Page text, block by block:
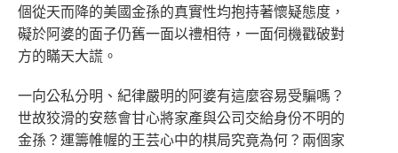
個從天而降的美國金孫的真實性均抱持著懷疑態度，
礙於阿婆的面子仍舊一面以禮相待，一面伺機戳破對
方的瞞天大謊。
一向公私分明、紀律嚴明的阿婆有這麼容易受騙嗎？
世故狡滑的安慈會甘心將家產與公司交給身份不明的
金孫？運籌帷幄的王芸心中的棋局究竟為何？兩個家